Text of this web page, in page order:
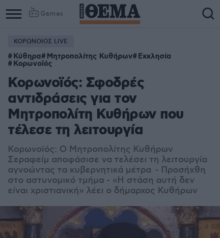
Games
ΚΟΡΩΝΟΙΟΣ LIVE
Κύθηρα Μητροπολίτης Κυθήρων Εκκλησία
Κορωνοϊός
Κορωνοϊός: Σφοδρές
αντιδράσεις για τον
Μητροπολίτη Κυθήρων που
τέλεσε τη λειτουργία
Κορωνοϊός: Ο Μητροπολίτης Κυθήρων
Σεραφείμ αποφάσισε να τελέσει τη λειτουργία
αγνοώντας τα κυβερνητικά μέτρα - Προσήχθη
στο αστυνομικό τμήμα - «Η στάση αυτή δεν
είναι χριστιανική» λέει ο δήμαρχος Κυθήρων